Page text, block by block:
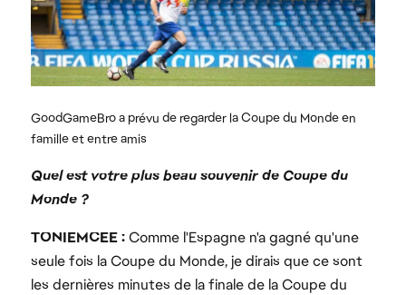
Quel est votre plus beau souvenir de Coupe du
Monde ?
TONIEMCEE :Comme l'Espagne n'a gagné qu'une
seule fois la Coupe du Monde, je dirais que ce sont
les dernières minutes de la finale de la Coupe du